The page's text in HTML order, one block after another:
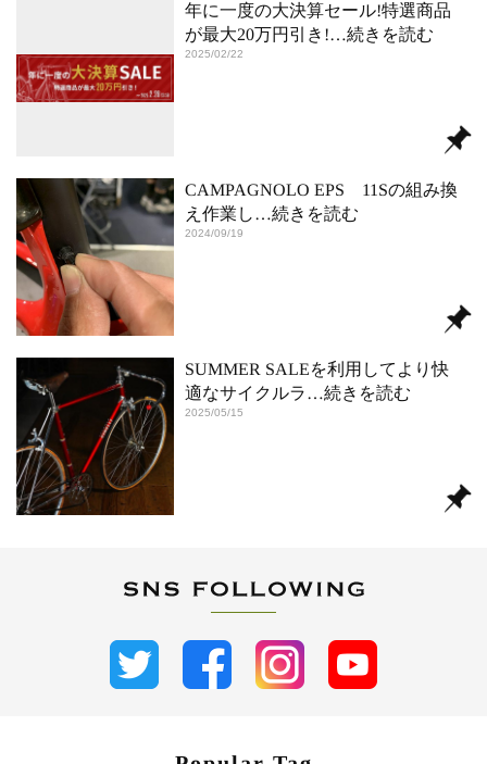
年に一度の大決算セール!特選商品
が最大20万円引き!…続きを読む
2025/02/22
CAMPAGNOLO EPS 11Sの組み換
え作業し …続きを読む
2024/09/19
SUMMER SALEを利用してより快
適なサイクルラ …続きを読む
2025/05/15